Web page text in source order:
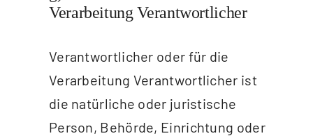
Verarbeitung Verantwortlicher
Verantwortlicher oder für die
Verarbeitung Verantwortlicher ist
die natürliche oder juristische
Person, Behörde, Einrichtung oder